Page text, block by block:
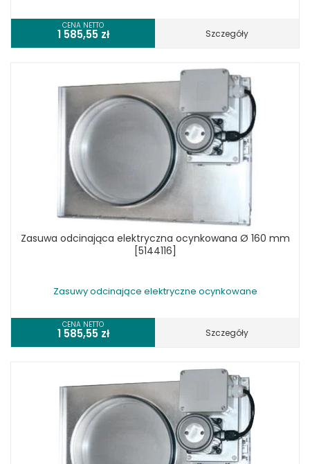
CENA NETTO
1 585,55 zł Szczegóły
Zasuwa odcinająca elektryczna ocynkowana Ø 160 mm
[5144116]
Zasuwy odcinające elektryczne ocynkowane
CENA NETTO
1 585,55 zł Szczegóły